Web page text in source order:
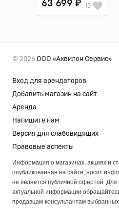
63 699 ₽ 15
© 2026 ООО «Аквилон Сервис»
Вход для арендаторов
Добавить магазин на сайт
Аренда
Напишите нам
Версия для слабовидящих
Правовые аспекты
Информация о магазинах, акциях и
опубликованная на сайте, носит
не является публичной офертой.
актуальной информации
продавцам-консультантам